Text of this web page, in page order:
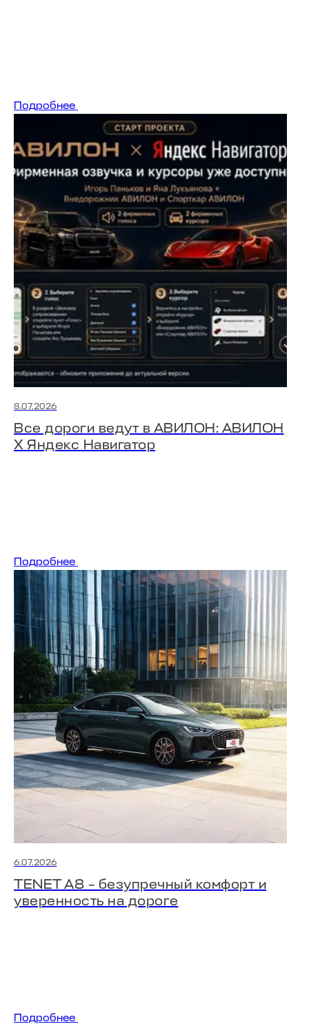
Подробнее
8.07.2026
Все дороги ведут в АВИЛОН: АВИЛОН
Х Яндекс Навигатор
Подробнее
6.07.2026
TENET A8 – безупречный комфорт и
уверенность на дороге
Подробнее